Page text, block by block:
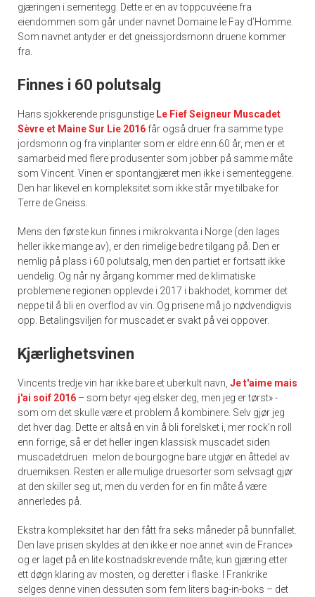
gjæringen i sementegg. Dette er en av toppcuvéene fra
eiendommen som går under navnet Domaine le Fay d’Homme.
Som navnet antyder er det gneissjordsmonn druene kommer
fra.
Finnes i 60 polutsalg
Hans sjokkerende prisgunstige Le Fief Seigneur Muscadet
Sèvre et Maine Sur Lie 2016 får også druer fra samme type
jordsmonn og fra vinplanter som er eldre enn 60 år, men er et
samarbeid med flere produsenter som jobber på samme måte
som Vincent. Vinen er spontangjæret men ikke i sementeggene.
Den har likevel en kompleksitet som ikke står mye tilbake for
Terre de Gneiss.
Mens den første kun finnes i mikrokvanta i Norge (den lages
heller ikke mange av), er den rimelige bedre tilgang på. Den er
nemlig på plass i 60 polutsalg, men den partiet er fortsatt ikke
uendelig. Og når ny årgang kommer med de klimatiske
problemene regionen opplevde i 2017 i bakhodet, kommer det
neppe til å bli en overflod av vin. Og prisene må jo nødvendigvis
opp. Betalingsviljen for muscadet er svakt på vei oppover.
Kjærlighetsvinen
Vincents tredje vin har ikke bare et uberkult navn, Je t'aime mais
j'ai soif 2016 – som betyr «jeg elsker deg, men jeg er tørst» -
som om det skulle være et problem å kombinere. Selv gjør jeg
det hver dag. Dette er altså en vin å bli forelsket i, mer rock’n roll
enn forrige, så er det heller ingen klassisk muscadet siden
muscadetdruen melon de bourgogne bare utgjør en åttedel av
druemiksen. Resten er alle mulige druesorter som selvsagt gjør
at den skiller seg ut, men du verden for en fin måte å være
annerledes på.
Ekstra kompleksitet har den fått fra seks måneder på bunnfallet.
Den lave prisen skyldes at den ikke er noe annet «vin de France»
og er laget på en lite kostnadskrevende måte, kun gjæring etter
ett døgn klaring av mosten, og deretter i flaske. I Frankrike
selges denne vinen dessuten som fem liters bag-in-boks – det